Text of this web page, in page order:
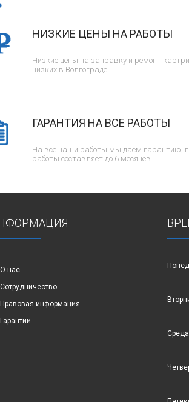
НИЗКИЕ ЦЕНЫ НА РАБОТЫ
Низкие цены на заправку и ремонт
низких в Волгограде.
ГАРАНТИЯ НА ВСЕ РАБОТЫ
На все наши работы мы даем гарантию,
работы составляет до 6 месяцев.
О нас
Сотрудничество
Правовая информация
Гарантии
Среда